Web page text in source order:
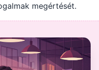
megértését.